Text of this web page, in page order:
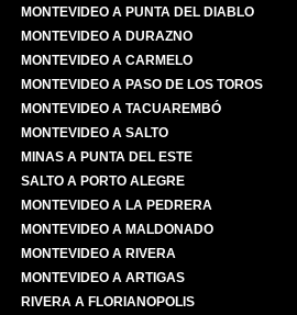
MONTEVIDEO A PUNTA DEL DIABLO
MONTEVIDEO A DURAZNO
MONTEVIDEO A CARMELO
MONTEVIDEO A PASO DE LOS TOROS
MONTEVIDEO A TACUAREMBÓ
MONTEVIDEO A SALTO
MINAS A PUNTA DEL ESTE
SALTO A PORTO ALEGRE
MONTEVIDEO A LA PEDRERA
MONTEVIDEO A MALDONADO
MONTEVIDEO A RIVERA
MONTEVIDEO A ARTIGAS
RIVERA A FLORIANOPOLIS